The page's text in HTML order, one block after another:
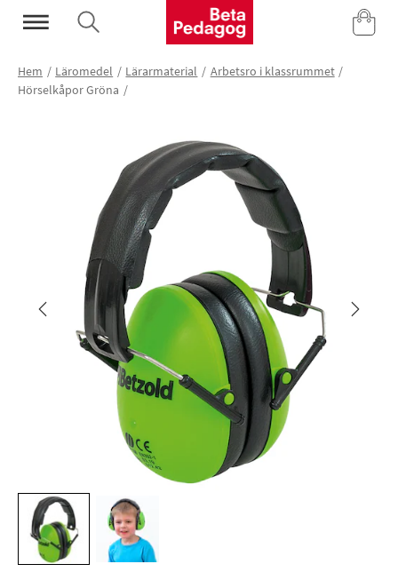
Mina Sidor
Hem Läromedel Lärarmaterial
Arbetsro i klassrummet
Hörselkåpor Gröna